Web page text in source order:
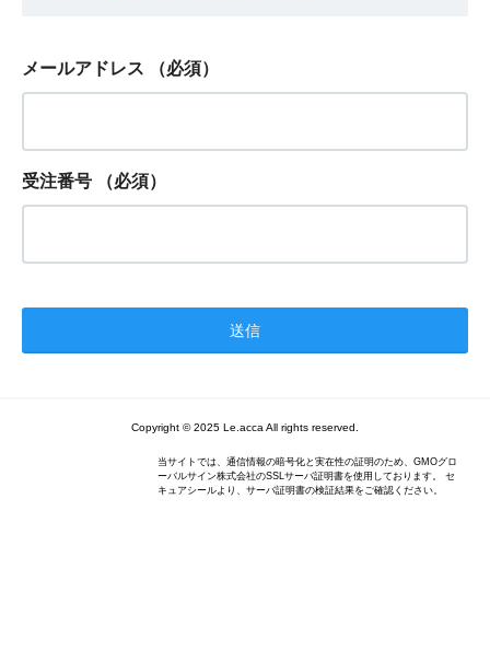
メールアドレス （必須）
受注番号 （必須）
Copyright © 2025 Le.acca All rights reserved.
当サイトでは、通信情報の暗号化と実在性の証明のため、GMOグロ
ーバルサイン株式会社のSSLサーバ証明書を使用しております。 セ
キュアシールより、サーバ証明書の検証結果をご確認ください。